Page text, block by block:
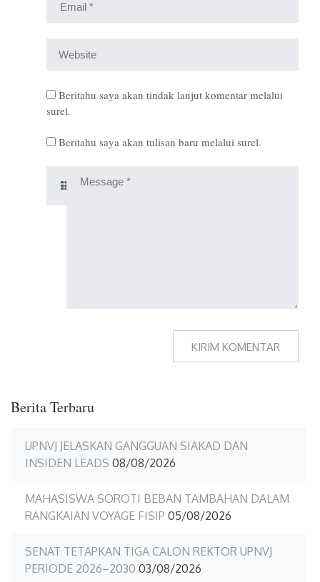
Beritahu saya akan tindak lanjut komentar melalui
surel.
Beritahu saya akan tulisan baru melalui surel.
Berita Terbaru
UPNVJ JELASKAN GANGGUAN SIAKAD DAN
INSIDEN LEADS 08/08/2026
MAHASISWA SOROTI BEBAN TAMBAHAN DALAM
RANGKAIAN VOYAGE FISIP 05/08/2026
SENAT TETAPKAN TIGA CALON REKTOR UPNVJ
PERIODE 2026–2030 03/08/2026